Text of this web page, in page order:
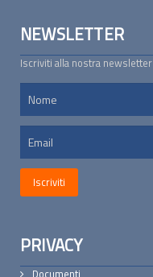
NEWSLETTER
Iscriviti alla nostra newsletter
PRIVACY
Documenti